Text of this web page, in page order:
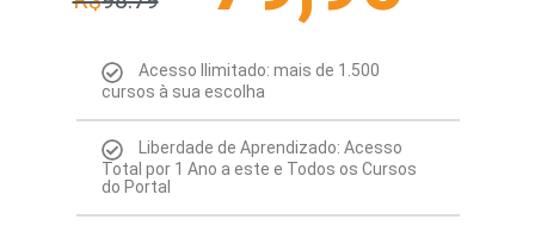
Acesso Ilimitado: mais de 1.500
cursos à sua escolha
Liberdade de Aprendizado: Acesso
Total por 1 Ano a este e Todos os Cursos
do Portal